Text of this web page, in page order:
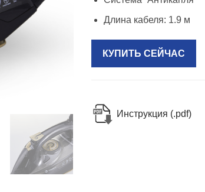
Длина кабеля: 1.9 м
КУПИТЬ СЕЙЧАС
Инструкция (.pdf)